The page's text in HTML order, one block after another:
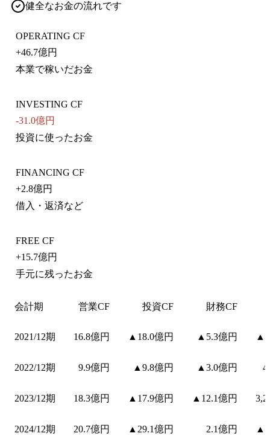
健全なお金の流れです
OPERATING CF
+46.7億円
本業で稼いだお金
INVESTING CF
-31.0億円
投資に使ったお金
FINANCING CF
+2.8億円
借入・返済など
FREE CF
+15.7億円
手元に残ったお金
会計期 営業CF 投資CF 財務CF
2021/12期 16.8億円 ▲18.0億円 ▲5.3億円
2022/12期 9.9億円 ▲9.8億円 ▲3.0億円
2023/12期 18.3億円 ▲17.9億円 ▲12.1億円
2024/12期 20.7億円 ▲29.1億円 2.1億円